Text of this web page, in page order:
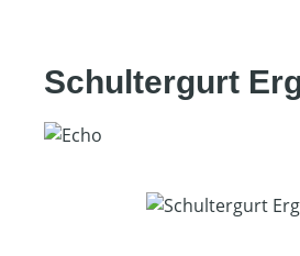
Schultergurt
Bildergalerie überspringen